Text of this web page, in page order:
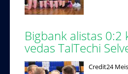
Bigbank alistas 0:2
vedas TalTechi
Credit24